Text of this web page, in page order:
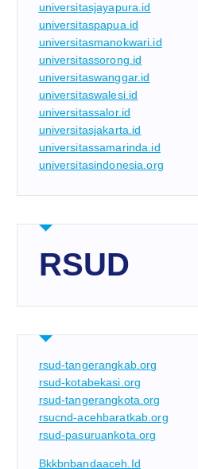
universitasjayapura.id
universitaspapua.id
universitasmanokwari.id
universitassorong.id
universitaswanggar.id
universitaswalesi.id
universitassalor.id
universitasjakarta.id
universitassamarinda.id
universitasindonesia.org
RSUD
rsud-tangerangkab.org
rsud-kotabekasi.org
rsud-tangerangkota.org
rsucnd-acehbaratkab.org
rsud-pasuruankota.org
Bkkbnbandaaceh.id